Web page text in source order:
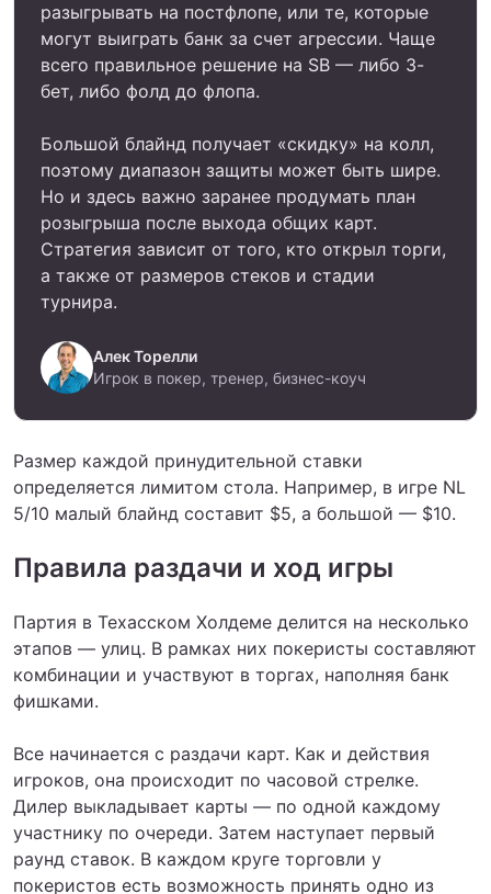
разыгрывать на постфлопе, или те, которые
могут выиграть банк за счет агрессии. Чаще
всего правильное решение на SB — либо 3-
бет, либо фолд до флопа.
Большой блайнд получает «скидку» на колл,
поэтому диапазон защиты может быть шире.
Но и здесь важно заранее продумать план
розыгрыша после выхода общих карт.
Стратегия зависит от того, кто открыл торги,
а также от размеров стеков и стадии
турнира.
Алек Торелли
Игрок в покер, тренер, бизнес-коуч
Размер каждой принудительной ставки
определяется лимитом стола. Например, в игре NL
5/10 малый блайнд составит $5, а большой — $10.
Правила раздачи и ход игры
Партия в Техасском Холдеме делится на несколько
этапов — улиц. В рамках них покеристы составляют
комбинации и участвуют в торгах, наполняя банк
фишками.
Все начинается с раздачи карт. Как и действия
игроков, она происходит по часовой стрелке.
Дилер выкладывает карты — по одной каждому
участнику по очереди. Затем наступает первый
раунд ставок. В каждом круге торговли у
покеристов есть возможность принять одно из